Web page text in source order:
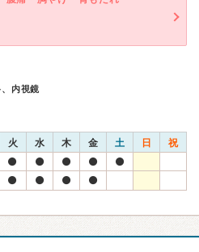
内視鏡
火 水 木 金 土 日 祝